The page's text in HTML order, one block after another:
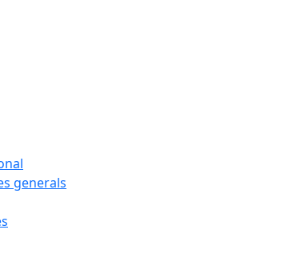
generals